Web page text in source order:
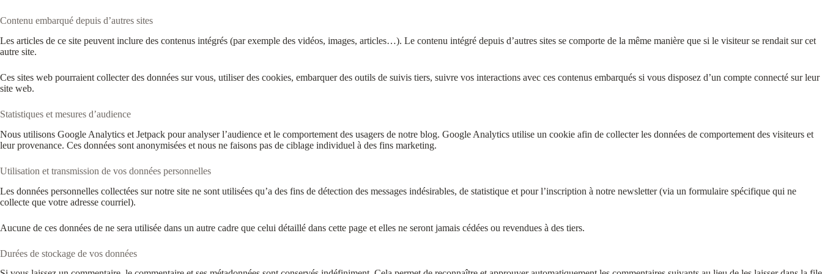
Contenu embarqué depuis d’autres sites
Les articles de ce site peuvent inclure des contenus intégrés (par exemple des vidéos, images, articles…). Le contenu intégré depuis d’autres sites se comporte de la même manière que si le visiteur se rendait sur cet
autre site.
Ces sites web pourraient collecter des données sur vous, utiliser des cookies, embarquer des outils de suivis tiers, suivre vos interactions avec ces contenus embarqués si vous disposez d’un compte connecté sur leur
site web.
Statistiques et mesures d’audience
Nous utilisons Google Analytics et Jetpack pour analyser l’audience et le comportement des usagers de notre blog. Google Analytics utilise un cookie afin de collecter les données de comportement des visiteurs et
leur provenance. Ces données sont anonymisées et nous ne faisons pas de ciblage individuel à des fins marketing.
Utilisation et transmission de vos données personnelles
Les données personnelles collectées sur notre site ne sont utilisées qu’a des fins de détection des messages indésirables, de statistique et pour l’inscription à notre newsletter (via un formulaire spécifique qui ne
collecte que votre adresse courriel).
Aucune de ces données de ne sera utilisée dans un autre cadre que celui détaillé dans cette page et elles ne seront jamais cédées ou revendues à des tiers.
Durées de stockage de vos données